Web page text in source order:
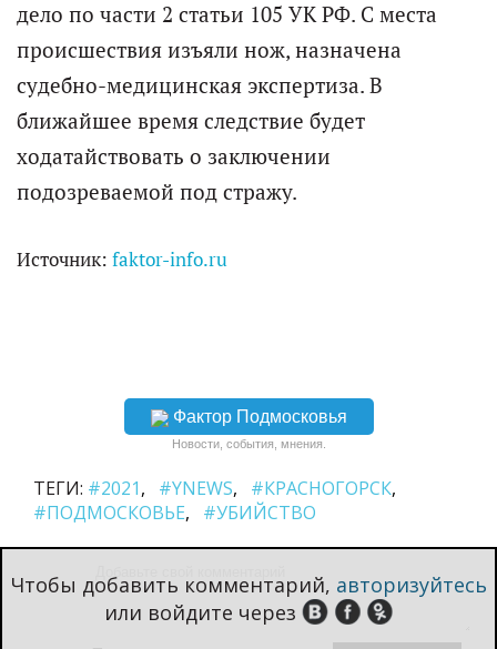
дело по части 2 статьи 105 УК РФ. С места
происшествия изъяли нож, назначена
судебно-медицинская экспертиза. В
ближайшее время следствие будет
ходатайствовать о заключении
подозреваемой под стражу.
Источник: faktor-info.ru
Фактор Подмосковья
Новости, события, мнения.
ТЕГИ: #2021 #YNEWS
#КРАСНОГОРСК
#ПОДМОСКОВЬЕ
#УБИЙСТВО
Чтобы добавить комментарий, авторизуйтесь
или войдите через